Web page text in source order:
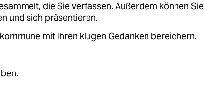
die Sie verfassen. Außerdem können Sie
und sich präsentieren.
mit Ihren klugen Gedanken bereichern.